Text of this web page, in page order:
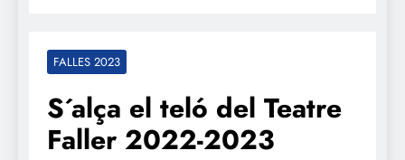
FALLES 2023
S´alça el teló del Teatre
Faller 2022-2023